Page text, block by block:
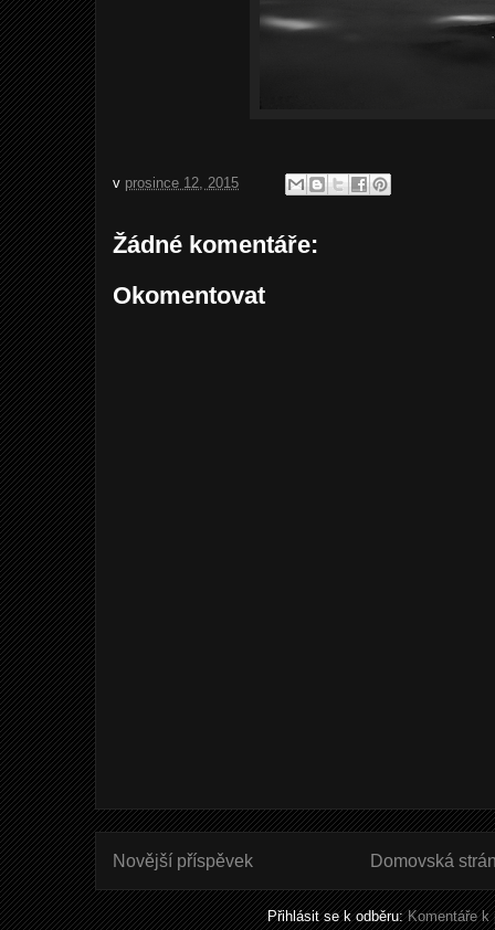
v prosince 12, 2015
Žádné komentáře:
Okomentovat
Novější příspěvek Domovská
Přihlásit se k odběru:Komentáře